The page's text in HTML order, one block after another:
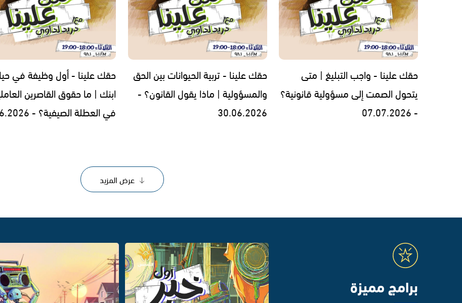
حقك علينا - واجب التبليغ | متى
يتحول الصمت إلى مسؤولية قانونية؟
- 07.07.2026
حقك علينا - تربية الحيوانات بين الحق
والمسؤولية | ماذا يقول القانون؟ -
30.06.2026
حقك علينا - أول وظيفة في
ابنك | ما حقوق القاصرين
في العطلة الصيفية؟ - 23.06.2026
عرض المزيد
برامج مميزة